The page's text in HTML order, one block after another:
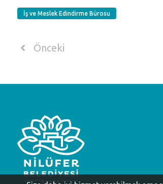
İş ve Meslek Edindirme Bürosu
Önceki